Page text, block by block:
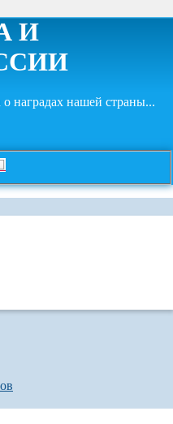
И
наградах нашей страны...
Расширенный